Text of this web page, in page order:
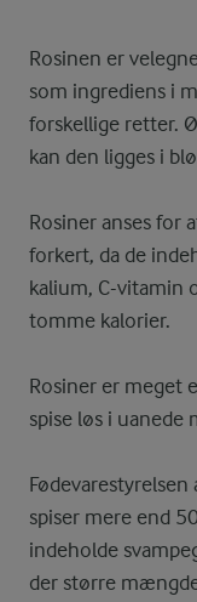
Rosinen er
som ingrediens i
forskellige retter.
kan den ligges i
Rosiner anses for
forkert, da de
kalium, C-vitamin
tomme kalorier.
Rosiner er meget
spise løs i uanede
spiser mere end
indeholde
der større